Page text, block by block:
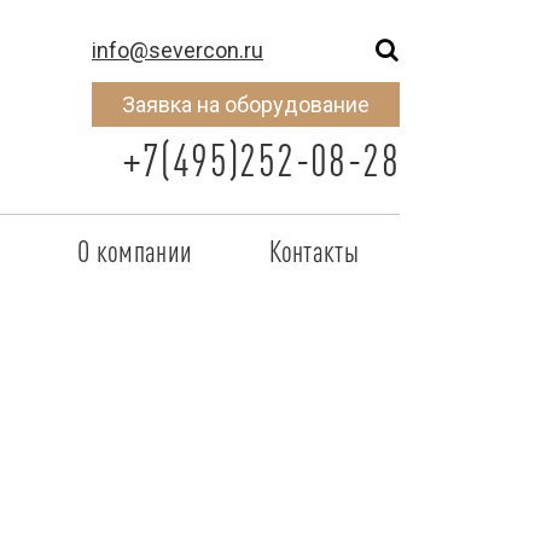
info@severcon.ru
Заявка на оборудование
+7(495)252-08-28
О компании Контакты